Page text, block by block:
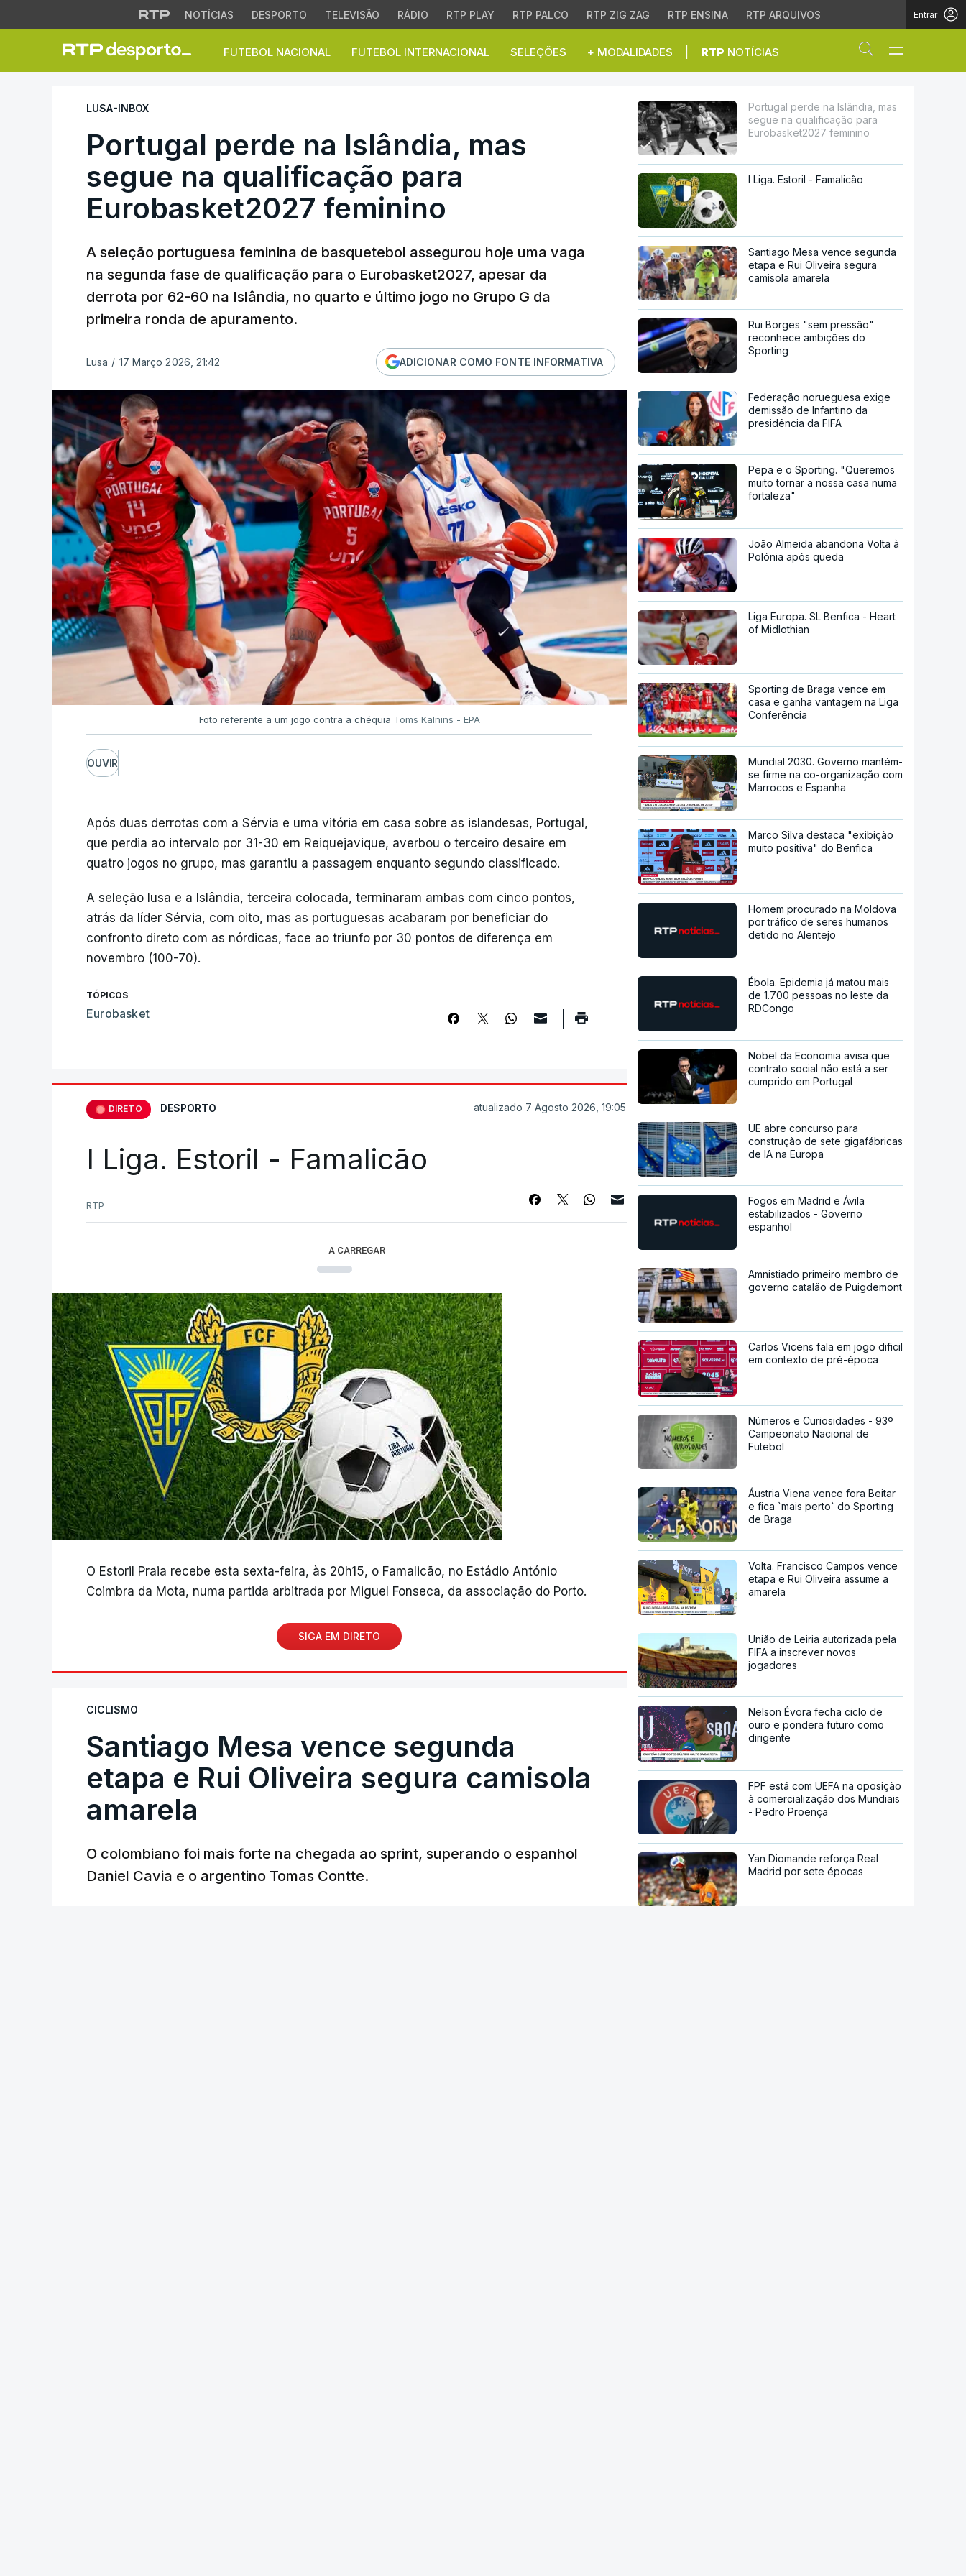
NOTÍCIAS DESPORTO TELEVISÃO RÁDIO RTP PLAY RTP PALCO RTP ZIG ZAG RTP ENSINA RTP ARQUIVOS Entrar
FUTEBOL NACIONAL FUTEBOL INTERNACIONAL SELEÇÕES + MODALIDADES RTP NOTÍCIAS Abrir campo
Portugal perde na Islândia, mas segue na qualificação para
LUSA-INBOX
Portugal perde na Islândia, mas
segue na qualificação para
Eurobasket2027 feminino
A seleção portuguesa feminina de basquetebol assegurou hoje uma vaga
na segunda fase de qualificação para o Eurobasket2027, apesar da
derrota por 62-60 na Islândia, no quarto e último jogo no Grupo G da
primeira ronda de apuramento.
Lusa / 17 Março 2026, 21:42 ADICIONAR COMO FONTE INFORMATIVA
Foto referente a um jogo contra a chéquia Toms Kalnins - EPA
OUVIR
Após duas derrotas com a Sérvia e uma vitória em casa sobre as islandesas, Portugal,
que perdia ao intervalo por 31-30 em Reiquejavique, averbou o terceiro desaire em
quatro jogos no grupo, mas garantiu a passagem enquanto segundo classificado.
A seleção lusa e a Islândia, terceira colocada, terminaram ambas com cinco pontos,
atrás da líder Sérvia, com oito, mas as portuguesas acabaram por beneficiar do
confronto direto com as nórdicas, face ao triunfo por 30 pontos de diferença em
novembro (100-70).
TÓPICOS
Eurobasket
DIRETO DESPORTO atualizado 7 Agosto 2026, 19:05
I Liga. Estoril - Famalicão
RTP
A CARREGAR
O Estoril Praia recebe esta sexta-feira, às 20h15, o Famalicão, no Estádio António
Coimbra da Mota, numa partida arbitrada por Miguel Fonseca, da associação do Porto.
SIGA EM DIRETO
CICLISMO
Santiago Mesa vence segunda
etapa e Rui Oliveira segura camisola
amarela
O colombiano foi mais forte na chegada ao sprint, superando o espanhol
Daniel Cavia e o argentino Tomas Contte.
Portugal perde na Islândia, mas
segue na qualificação para
Eurobasket2027 feminino
I Liga. Estoril - Famalicão
Santiago Mesa vence segunda
etapa e Rui Oliveira segura
camisola amarela
Rui Borges "sem pressão"
reconhece ambições do
Sporting
Federação norueguesa exige
demissão de Infantino da
presidência da FIFA
Pepa e o Sporting. "Queremos
muito tornar a nossa casa numa
fortaleza"
João Almeida abandona Volta à
Polónia após queda
Liga Europa. SL Benfica - Heart
of Midlothian
Sporting de Braga vence em
casa e ganha vantagem na Liga
Conferência
Mundial 2030. Governo mantém-
se firme na co-organização com
Marrocos e Espanha
Marco Silva destaca "exibição
muito positiva" do Benfica
Homem procurado na Moldova
por tráfico de seres humanos
detido no Alentejo
Ébola. Epidemia já matou mais
de 1.700 pessoas no leste da
RDCongo
Nobel da Economia avisa que
contrato social não está a ser
cumprido em Portugal
UE abre concurso para
construção de sete gigafábricas
de IA na Europa
Fogos em Madrid e Ávila
estabilizados - Governo
espanhol
Amnistiado primeiro membro de
governo catalão de Puigdemont
Carlos Vicens fala em jogo dificil
em contexto de pré-época
Números e Curiosidades - 93º
Campeonato Nacional de
Futebol
Áustria Viena vence fora Beitar
e fica `mais perto` do Sporting
de Braga
Volta. Francisco Campos vence
etapa e Rui Oliveira assume a
amarela
União de Leiria autorizada pela
FIFA a inscrever novos
jogadores
Nelson Évora fecha ciclo de
ouro e pondera futuro como
dirigente
FPF está com UEFA na oposição
à comercialização dos Mundiais
- Pedro Proença
Yan Diomande reforça Real
Madrid por sete épocas